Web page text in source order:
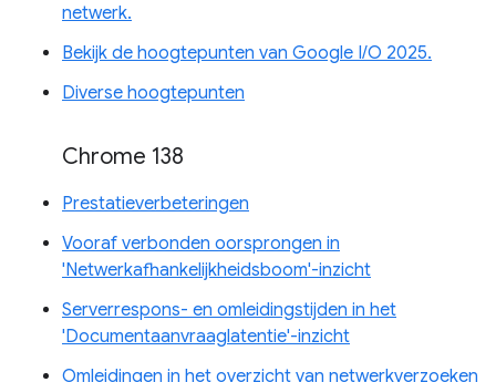
netwerk.
Bekijk de hoogtepunten van Google I/O 2025.
Diverse hoogtepunten
Chrome 138
Prestatieverbeteringen
Vooraf verbonden oorsprongen in
'Netwerkafhankelijkheidsboom'-inzicht
Serverrespons- en omleidingstijden in het
'Documentaanvraaglatentie'-inzicht
Omleidingen in het overzicht van netwerkverzoeken